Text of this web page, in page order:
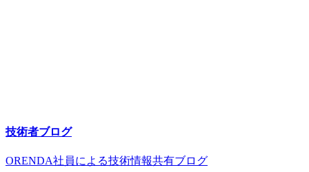
技術者ブログ
ORENDA社員による技術情報共有ブログ